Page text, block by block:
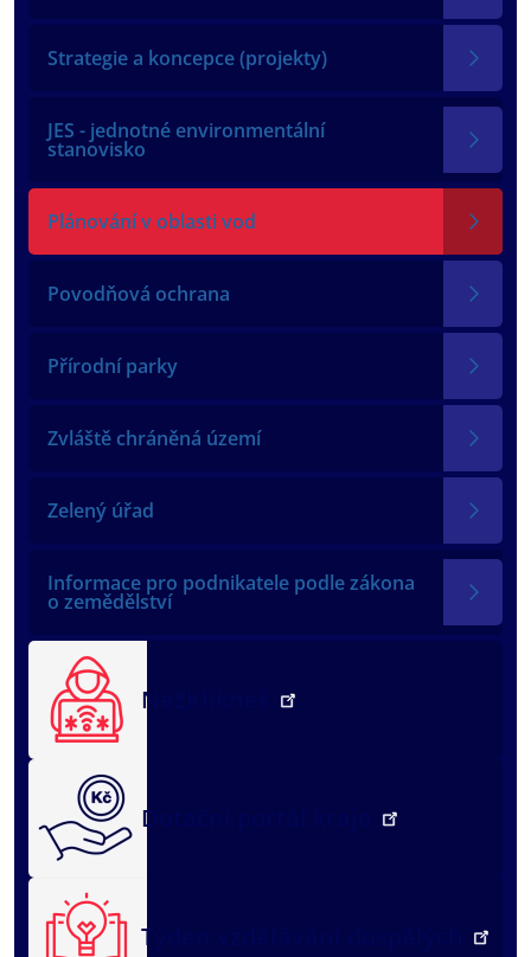
Strategie a koncepce (projekty)
JES - jednotné environmentální
stanovisko
Plánování v oblasti vod
Povodňová ochrana
Přírodní parky
Zvláště chráněná území
Zelený úřad
Informace pro podnikatele podle zákona
o zemědělství
NežKlikneš
Dotační portál kraje
Týden vzdělávání dospělých